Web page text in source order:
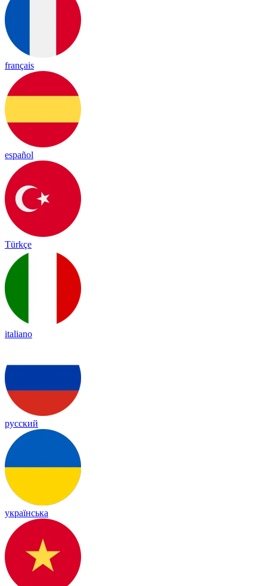
français
español
Türkçe
italiano
русский
українська